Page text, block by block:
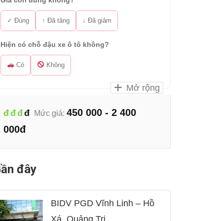
✓ Đúng ↑ Đã tăng ↓ Đã giảm
Hiện có chỗ đậu xe ô tô không?
Có Không
Mở rộng
đđđđ Mức giá: 450 000 - 2 400
000đ
đây
BIDV PGD Vĩnh Linh – Hồ
Xá, Quảng Trị